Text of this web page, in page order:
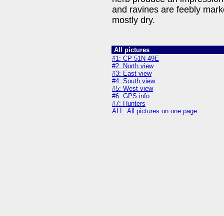
and ravines are feebly
mostly dry.
All pictures
#1: CP 51N 49E
#2: North view
#3: East view
#4: South view
#5: West view
#6: GPS info
#7: Hunters
ALL: All pictures on one page